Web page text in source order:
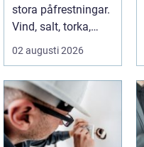
stora påfrestningar.
Vind, salt, torka,
markarbeten och
byggpro...
02 augusti 2026